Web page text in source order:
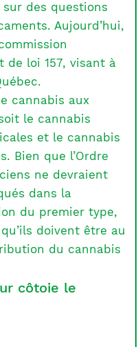
des questions
Aujourd’hui,
de loi 157, visant à
cannabis aux
le cannabis
et le cannabis
Bien que l’Ordre
ne devraient
dans la
du premier type,
doivent être au
du cannabis
côtoie le